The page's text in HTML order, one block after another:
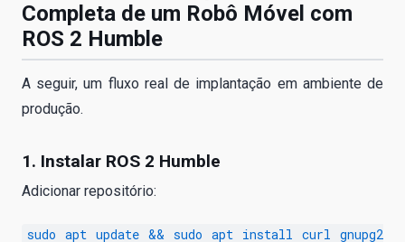
Completa de um Robô Móvel com
ROS 2 Humble
A seguir, um fluxo real de implantação em ambiente de
produção.
1. Instalar ROS 2 Humble
Adicionar repositório:
sudo apt update && sudo apt install curl gnupg2